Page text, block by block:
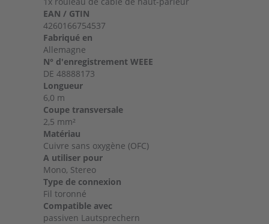
EAN / GTIN
4260166754537
Fabriqué en
Allemagne
N° d'enregistrement WEEE
DE 48888173
Longueur
6,0 m
Coupe transversale
2,5 mm²
Matériau
Cuivre sans oxygène (OFC)
A utiliser pour
Mono, Stereo
Type de connexion
Fil toronné
Compatible avec
passiven Lautsprechern